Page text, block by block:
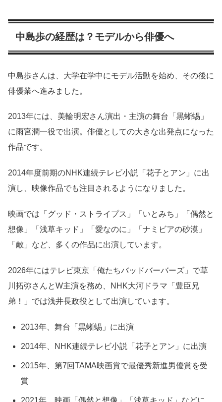
中島歩の経歴は？モデルから俳優へ
中島歩さんは、大学在学中にモデル活動を始め、その後に
俳優業へ進みました。
2013年には、美輪明宏さん演出・主演の舞台「黒蜥蜴」
に雨宮潤一役で出演。俳優としての大きな出発点になった
作品です。
2014年度前期のNHK連続テレビ小説「花子とアン」に出
演し、映像作品でも注目されるようになりました。
映画では「グッド・ストライプス」「いとみち」「偶然と
想像」「浅草キッド」「愛なのに」「ナミビアの砂漠」
「敵」など、多くの作品に出演しています。
2026年にはテレビ東京「俺たちバッドバーバーズ」で草
川拓弥さんとW主演を務め、NHK大河ドラマ「豊臣兄
弟！」では浅井長政役として出演しています。
2013年、舞台「黒蜥蜴」に出演
2014年、NHK連続テレビ小説「花子とアン」に出演
2015年、第7回TAMA映画賞で最優秀新進男優賞を受
賞
2021年、映画「偶然と想像」「浅草キッド」などに